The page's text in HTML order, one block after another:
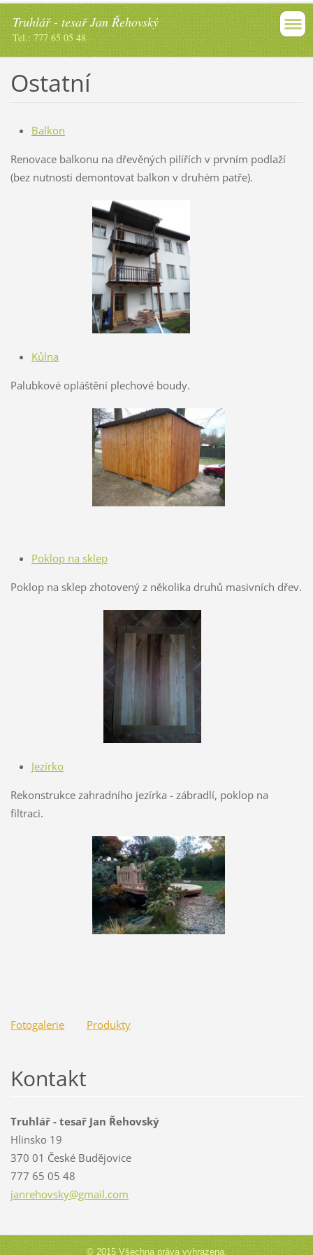
Truhlář - tesař Jan Řehovský
Tel.: 777 65 05 48
Ostatní
Balkon
Renovace balkonu na dřevěných pilířích v prvním podlaží
(bez nutnosti demontovat balkon v druhém patře).
Kůlna
Palubkové opláštění plechové boudy.
Poklop na sklep
Poklop na sklep zhotovený z několika druhů masivních dřev.
Jezírko
Rekonstrukce zahradního jezírka - zábradlí, poklop na
filtraci.
Fotogalerie Produkty
Kontakt
Truhlář - tesař Jan Řehovský
Hlinsko 19
370 01 České Budějovice
777 65 05 48
janrehovsky@gmail.com
© 2015 Všechna práva vyhrazena.